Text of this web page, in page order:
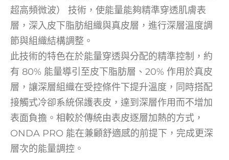
超高頻微波） 技術，使能量能夠精準穿透肌膚表
層，深入皮下脂肪組織與真皮層，進行深層溫度調
節與組織結構調整。
此技術的特色在於能量穿透與分配的精準控制，約
有 80% 能量導引至皮下脂肪層、20% 作用於真皮
層，讓深層組織在受控條件下提升溫度，同時搭配
接觸式冷卻系統保護表皮，達到深層作用而不增加
表面負擔。相較於傳統由表皮逐層加熱的方式，
ONDA PRO 能在兼顧舒適感的前提下，完成更深
層次的能量調控。